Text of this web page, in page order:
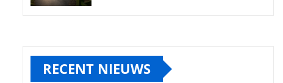
RECENT NIEUWS